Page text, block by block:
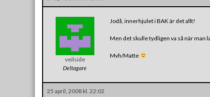
veilside
Deltagare
Jodå, innerhjulet i BAK är det allt!
Men det skulle tydligen va så när man
Mvh/Matte
25 april, 2008 kl. 22:02